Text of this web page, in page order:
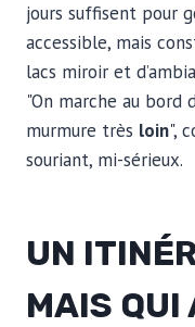
jours suffisent pour
accessible, mais
lacs miroir et
"On marche au bord
murmure très loin",
souriant, mi-sérieux.
UN
MAIS QUI